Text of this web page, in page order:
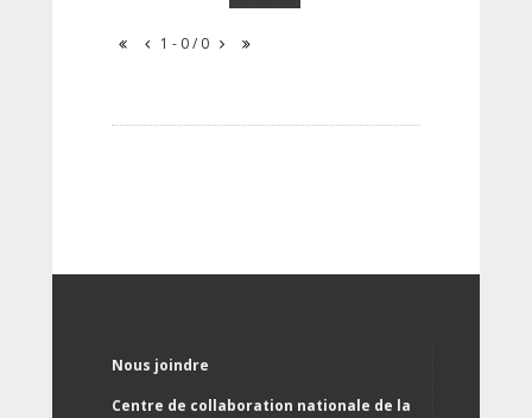
1 - 0 / 0
Nous joindre
Centre de collaboration nationale de la